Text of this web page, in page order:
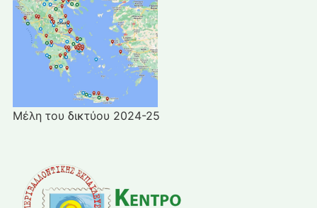
Μέλη του δικτύου 2024-25